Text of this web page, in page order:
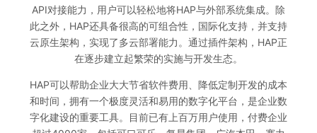
API对接能力，用户可以轻松地将HAP与外部系统集成。除
此之外，HAP还具备很高的可组合性，国际化支持，并支持
云原生架构，实现了多云部署能力。通过插件架构，HAP正
在逐步建立起繁荣的实施与开发生态。
HAP可以帮助企业大大节省软件费用、降低定制开发的成本
和时间，拥有一个极度灵活和易用的数字化平台，是企业数
字化建设的重要工具。目前已有上百万用户使用，付费企业